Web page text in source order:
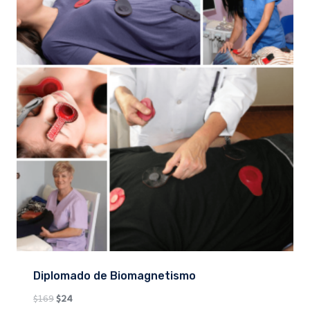
Diplomado de Biomagnetismo
$169Original
$24Current